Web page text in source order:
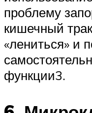
проблему
кишечный
«лениться» и
функции3.